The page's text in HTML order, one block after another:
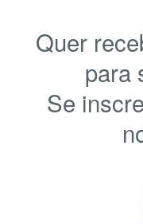
Quer
para
Se